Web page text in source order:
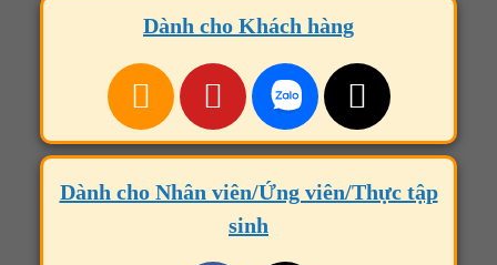
Dành cho Khách hàng
Dành cho Nhân viên/Ứng viên/Thực tập
sinh